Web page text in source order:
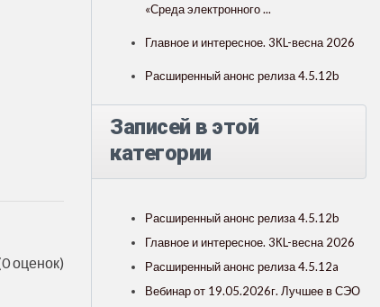
оценок)
«Среда электронного ...
Главное и интересное. 3КL-весна 2026
Расширенный анонс релиза 4.5.12b
Записей в этой
категории
Расширенный анонс релиза 4.5.12b
Главное и интересное. 3КL-весна 2026
Расширенный анонс релиза 4.5.12a
Вебинар от 19.05.2026г. Лучшее в СЭО